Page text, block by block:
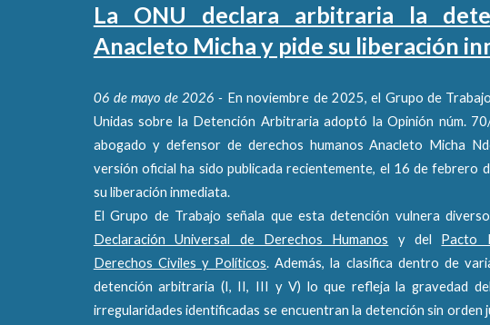
La ONU declara arbitraria la
Anacleto Micha y pide su liberación
06 de mayo de 2026 - En noviembre de 2025, el Grupo de
Unidas sobre la Detención Arbitraria adoptó la Opinión núm.
abogado y defensor de derechos humanos Anacleto Micha
versión oficial ha sido publicada recientemente, el 16 de febrero
su liberación inmediata.
El Grupo de Trabajo señala que esta detención vulnera
Declaración Universal de Derechos Humanos y del Pacto
Derechos Civiles y Políticos. Además, la clasifica dentro de
detención arbitraria (I, II, III y V) lo que refleja la gravedad
irregularidades identificadas se encuentran la detención sin orden